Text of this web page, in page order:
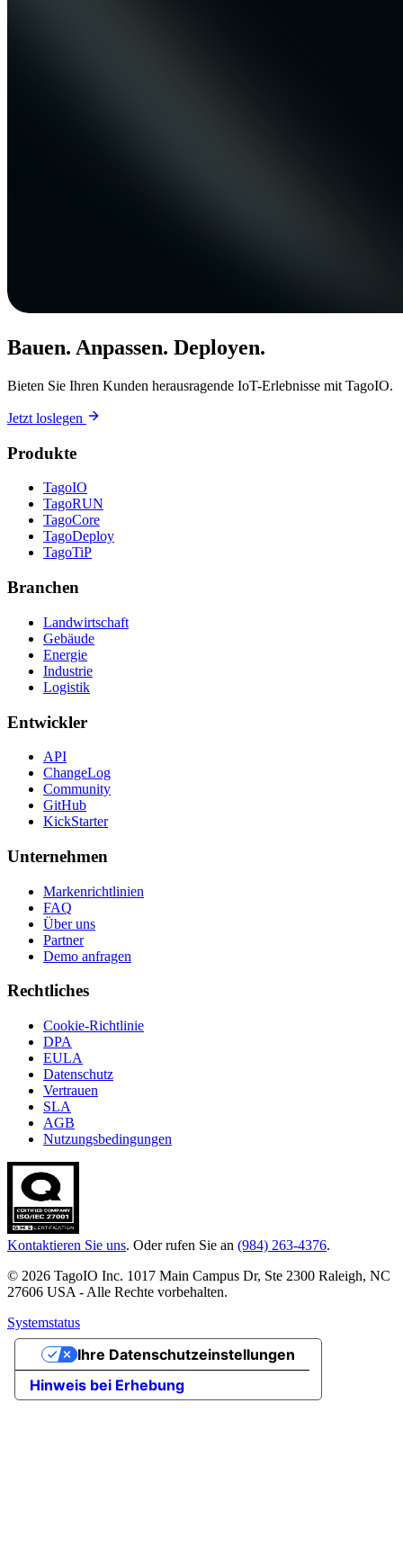
Bauen. Anpassen. Deployen.
Bieten Sie Ihren Kunden herausragende IoT-Erlebnisse mit TagoIO.
Jetzt loslegen
Produkte
TagoIO
TagoRUN
TagoCore
TagoDeploy
TagoTiP
Branchen
Landwirtschaft
Gebäude
Energie
Industrie
Logistik
Entwickler
API
ChangeLog
Community
GitHub
KickStarter
Unternehmen
Markenrichtlinien
FAQ
Über uns
Partner
Demo anfragen
Rechtliches
Cookie-Richtlinie
DPA
EULA
Datenschutz
Vertrauen
SLA
AGB
Nutzungsbedingungen
Kontaktieren Sie uns. Oder rufen Sie an (984) 263-4376.
© 2026 TagoIO Inc. 1017 Main Campus Dr, Ste 2300 Raleigh, NC
27606 USA - Alle Rechte vorbehalten.
Systemstatus
Hinweis bei Erhebung
Ihre Datenschutzeinstellungen